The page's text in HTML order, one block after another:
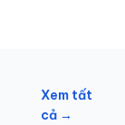
Xem tất
cả →